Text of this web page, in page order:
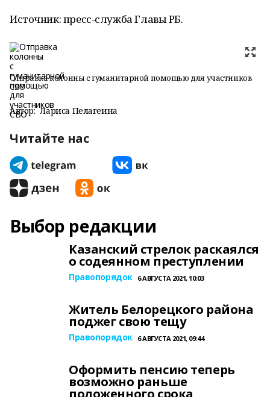
Источник: пресс-служба Главы РБ.
Отправка колонны с гуманитарной помощью для участников
СВО
Автор: Лариса Пелагеина
Читайте нас
Выбор редакции
Казанский стрелок раскаялся
о содеянном преступлении
Правопорядок 6 АВГУСТА 2021, 10:03
Житель Белорецкого района
поджег свою тещу
Правопорядок 6 АВГУСТА 2021, 09:44
Оформить пенсию теперь
возможно раньше
положенного срока